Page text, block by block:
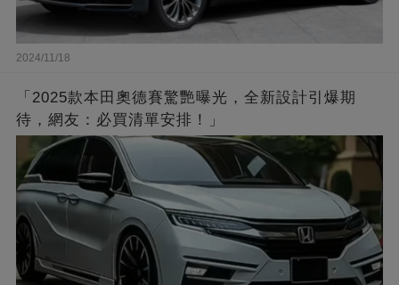
2024/11/18
「2025款本田奧德賽驚艷曝光，全新設計引爆期
待，網友：必買清單安排！」